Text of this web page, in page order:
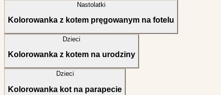
Nastolatki
Kolorowanka z kotem pręgowanym na fotelu
Dzieci
Kolorowanka z kotem na urodziny
Dzieci
Kolorowanka kot na parapecie